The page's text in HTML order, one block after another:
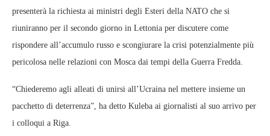
presenterà la richiesta ai ministri degli Esteri della NATO che si
riuniranno per il secondo giorno in Lettonia per discutere come
rispondere all’accumulo russo e scongiurare la crisi potenzialmente più
pericolosa nelle relazioni con Mosca dai tempi della Guerra Fredda.
“Chiederemo agli alleati di unirsi all’Ucraina nel mettere insieme un
pacchetto di deterrenza”, ha detto Kuleba ai giornalisti al suo arrivo per
i colloqui a Riga.